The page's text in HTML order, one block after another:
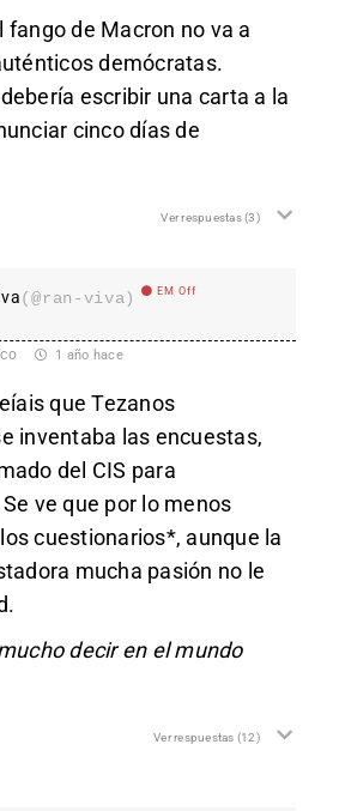
fango de Macron no va a
demócratas.
escribir una carta a la
cinco días de
Ver respuestas(3)
(@ran-viva) EM Off
1 año hace
que Tezanos
inventaba las encuestas,
del CIS para
ve que por lo menos
cuestionarios*, aunque la
mucha pasión no le
decir en el mundo
Ver respuestas (12)